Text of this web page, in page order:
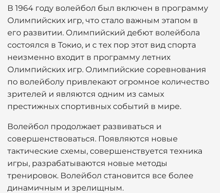
В 1964 году волейбол был включен в программу
Олимпийских игр, что стало важным этапом в
его развитии. Олимпийский дебют волейбола
состоялся в Токио, и с тех пор этот вид спорта
неизменно входит в программу летних
Олимпийских игр. Олимпийские соревнования
по волейболу привлекают огромное количество
зрителей и являются одним из самых
престижных спортивных событий в мире.
Волейбол продолжает развиваться и
совершенствоваться. Появляются новые
тактические схемы, совершенствуется техника
игры, разрабатываются новые методы
тренировок. Волейбол становится все более
динамичным и зрелищным.